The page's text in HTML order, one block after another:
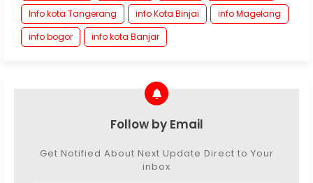
Info kota Tangerang
info Kota Binjai
info Magelang
info bogor
info kota Banjar
Follow by Email
Get Notified About Next Update Direct to Your
inbox